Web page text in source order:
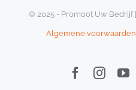
© 2025 - Promoot Uw Bedrijf
Algemene voorwaarden
Facebook